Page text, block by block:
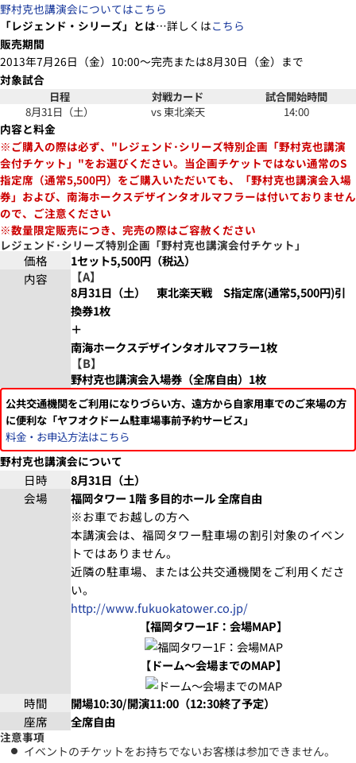
野村克也講演会についてはこちら
「レジェンド・シリーズ」とは…詳しくはこちら
販売期間
2013年7月26日（金）10:00～完売または8月30日（金）まで
対象試合
日程 対戦カード
試合開始時間
8月31日（土）
vs 東北楽天 14:00
内容と料金
※ご購入の際は必ず、"レジェンド･シリーズ特別企画「野村克也講演
会付チケット」"をお選びください。当企画チケットではない通常のS
指定席（通常5,500円）をご購入いただいても、「野村克也講演会入場
券」および、南海ホークスデザインタオルマフラーは付いておりません
ので、ご注意ください
※数量限定販売につき、完売の際はご容赦ください
レジェンド･シリーズ特別企画「野村克也講演会付チケット」
価格
1セット5,500円（税込）
内容
【A】
8月31日（土） 東北楽天戦 S指定席(通常5,500円)引
換券1枚
＋
南海ホークスデザインタオルマフラー1枚
【B】
野村克也講演会入場券（全席自由）1枚
公共交通機関をご利用になりづらい方、遠方から自家用車でのご来場の方
に便利な「ヤフオクドーム駐車場事前予約サービス」
料金・お申込方法はこちら
野村克也講演会について
日時
8月31日（土）
会場
福岡タワー 1階 多目的ホール 全席自由
※お車でお越しの方へ
本講演会は、福岡タワー駐車場の割引対象のイベン
トではありません。
近隣の駐車場、または公共交通機関をご利用くださ
い。
http://www.fukuokatower.co.jp/
【福岡タワー1F：会場MAP】
【ドーム～会場までのMAP】
時間
開場10:30/開演11:00（12:30終了予定）
座席
全席自由
注意事項
イベントのチケットをお持ちでないお客様は参加できません。